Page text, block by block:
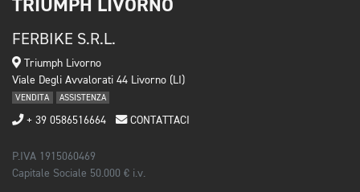
FERBIKE S.R.L.
Triumph Livorno
Viale Degli Avvalorati 44 Livorno (LI)
VENDITA ASSISTENZA
+ 39 0586516664 CONTATTACI
P.IVA 1915060469
Capitale Sociale 50.000 € i.v.